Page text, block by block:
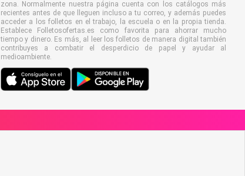
zona. Normalmente nuestra página cuenta con los catálogos más
recientes antes de que lleguen incluso a tu correo, y además puedes
acceder a los folletos en el trabajo, la escuela o en la propia tienda.
Establece Folletosofertas.es como favorita para ahorrar mucho
tiempo y dinero. Es más, al leer los folletos de manera digital también
contribuyes a combatir el desperdicio de papel y ayudar al
medioambiente.